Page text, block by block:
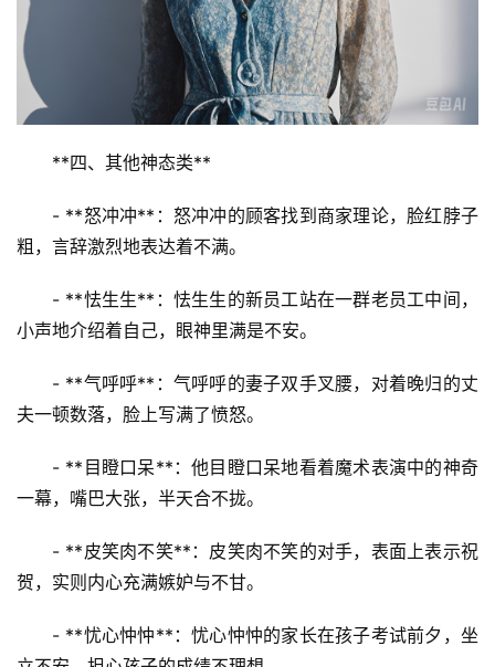
**四、其他神态类**
- **怒冲冲**：怒冲冲的顾客找到商家理论，脸红脖子
粗，言辞激烈地表达着不满。
- **怯生生**：怯生生的新员工站在一群老员工中间，
小声地介绍着自己，眼神里满是不安。
- **气呼呼**：气呼呼的妻子双手叉腰，对着晚归的丈
夫一顿数落，脸上写满了愤怒。
- **目瞪口呆**：他目瞪口呆地看着魔术表演中的神奇
一幕，嘴巴大张，半天合不拢。
- **皮笑肉不笑**：皮笑肉不笑的对手，表面上表示祝
贺，实则内心充满嫉妒与不甘。
- **忧心忡忡**：忧心忡忡的家长在孩子考试前夕，坐